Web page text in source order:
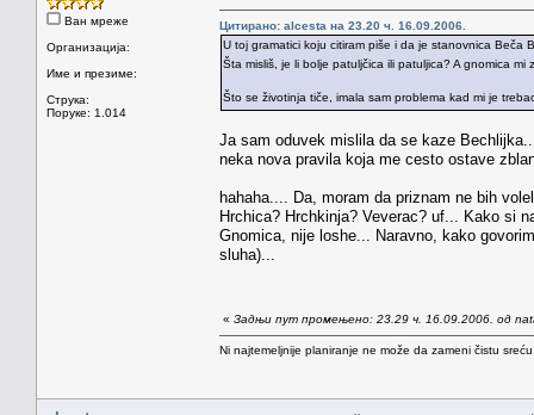
Ван мреже
Организација:
Име и презиме:
Струка:
Поруке: 1.014
Цитирано: alcesta на 23.20 ч. 16.09.2006.
U toj gramatici koju citiram piše i da je stanovnica Beča
Šta misliš, je li bolje patuljčica ili patuljica? A gnomica
Što se životinja tiče, imala sam problema kad mi je
Ja sam oduvek mislila da se kaze
neka nova pravila koja me cesto ostave
hahaha.... Da, moram da priznam ne bih
Hrchica? Hrchkinja? Veverac? uf... Kako si
Gnomica, nije loshe... Naravno, kako
sluha)...
« Задњи пут промењено: 23.29 ч. 16.09.2006. од
Ni najtemeljnije planiranje ne može da zameni čistu